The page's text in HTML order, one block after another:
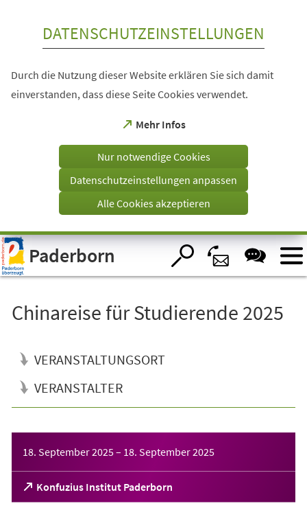
Visuelle
Assistenzsoftware
öffnen.
DATENSCHUTZEINSTELLUNGEN
Durch die Nutzung dieser Website erklären Sie sich damit
einverstanden, dass diese Seite Cookies verwendet.
Mehr Infos
(Öffnet
einem
Tab)
Nur notwendige Cookies
Datenschutzeinstellungen anpassen
Alle Cookies akzeptieren
Paderborn
Chinareise für Studierende 2025
VERANSTALTUNGSORT
VERANSTALTER
18. September 2025– 18. September 2025
Konfuzius Institut Paderborn
(Öffnet
in